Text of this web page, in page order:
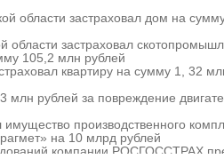
области застраховал дом на
застраховал
105,2 млн рублей
квартиру на сумму 1, 32
рублей за повреждение
производственного
на 10 млрд рублей
компании РОСГОССТРАХ